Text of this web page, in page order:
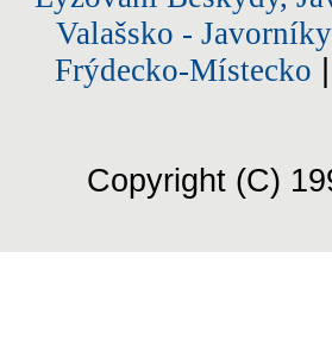
Valašsko -
Frýdecko-Místecko
Copyright (C)